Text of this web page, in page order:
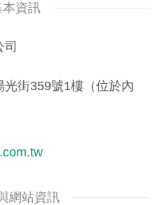
資訊
光街359號1樓（位於內
網站資訊